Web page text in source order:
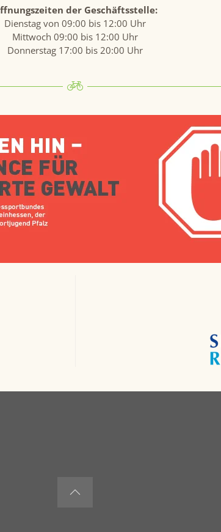
der Geschäftsstelle:
Dienstag von 09:00 bis 12:00 Uhr
Mittwoch 09:00 bis 12:00 Uhr
Donnerstag 17:00 bis 20:00 Uhr